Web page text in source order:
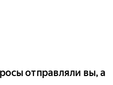
отправляли вы, а